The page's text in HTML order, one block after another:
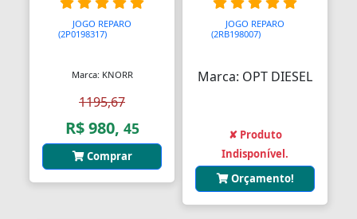
JOGO REPARO
(2P0198317)
Marca: KNORR
1195,67
R$ 980, 45
Comprar
JOGO REPARO
(2RB198007)AAAAAAA
Marca: OPT DIESEL
✘ Produto
Indisponível.
Orçamento!